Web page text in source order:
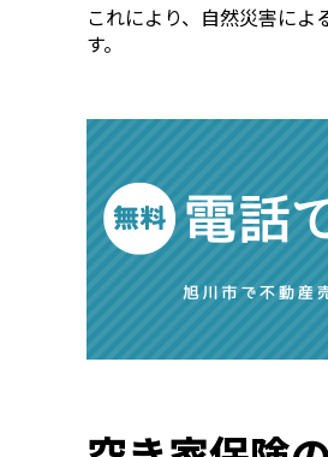
これにより、自然災害に
す。